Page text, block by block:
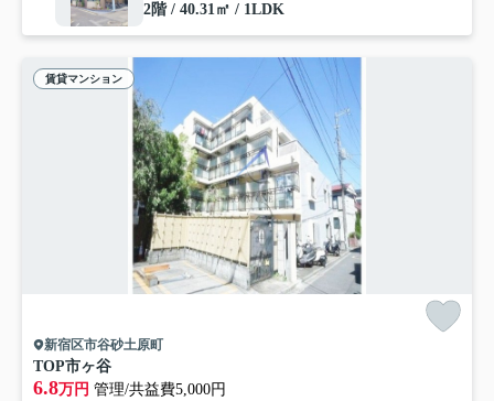
2階 / 40.31㎡ / 1LDK
賃貸マンション
新宿区市谷砂土原町
TOP市ヶ谷
6.8万円 管理/共益費5,000円